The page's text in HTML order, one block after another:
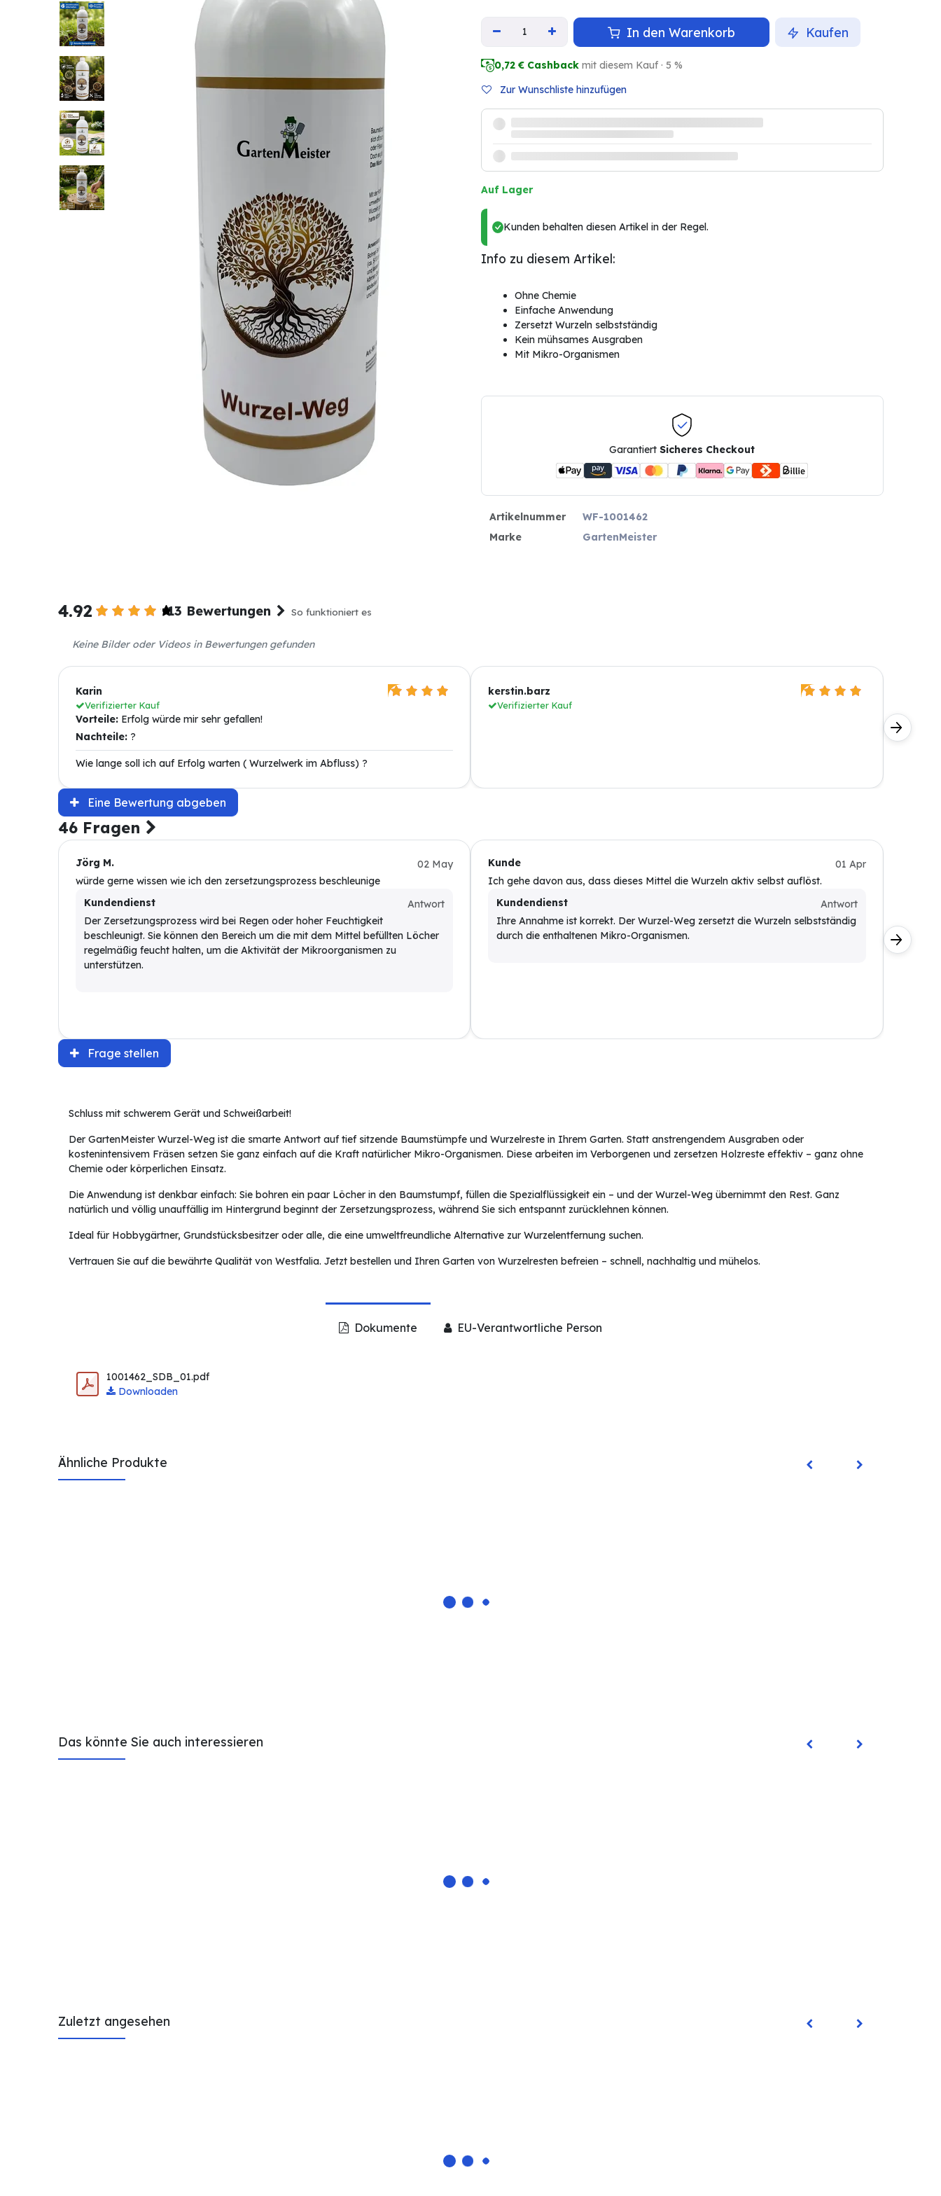
In den Warenkorb Kaufen
0,72 € Cashback mit diesem Kauf · 5 %
Zur Wunschliste hinzufügen
Auf Lager
Kunden behalten diesen Artikel in der Regel.
Info zu diesem Artikel:
Ohne Chemie
Einfache Anwendung
Zersetzt Wurzeln selbstständig
Kein mühsames Ausgraben
Mit Mikro-Organismen
GarantiertSicheres Checkout
Artikelnummer
WF-1001462
Marke
GartenMeister
4.92 13 Bewertungen So funktioniert es
Keine Bilder oder Videos in Bewertungen gefunden
Karin
Verifizierter Kauf
Vorteile:Erfolg würde mir sehr gefallen!
Nachteile:?
Wie lange soll ich auf Erfolg warten ( Wurzelwerk im Abfluss) ?
kerstin.barz
Verifizierter Kauf
meine
Eine Bewertung abgeben
46 Fragen
Jörg M.
02 May
würde gerne wissen wie ich den zersetzungsprozess beschleunige
Kundendienst
Antwort
Der Zersetzungsprozess wird bei Regen oder hoher Feuchtigkeit
beschleunigt. Sie können den Bereich um die mit dem Mittel befüllten Löcher
regelmäßig feucht halten, um die Aktivität der Mikroorganismen zu
unterstützen.
Kunde
01 Apr
Ich gehe davon aus, dass dieses Mittel die Wurzeln aktiv selbst auflöst.
Kundendienst
Antwort
Ihre Annahme ist korrekt. Der Wurzel-Weg zersetzt die Wurzeln selbstständig
durch die enthaltenen Mikro-Organismen.
Frage stellen
Schluss mit schwerem Gerät und Schweißarbeit!
Der GartenMeister Wurzel-Weg ist die smarte Antwort auf tief sitzende Baumstümpfe und Wurzelreste in Ihrem Garten. Statt anstrengendem Ausgraben oder
kostenintensivem Fräsen setzen Sie ganz einfach auf die Kraft natürlicher Mikro-Organismen. Diese arbeiten im Verborgenen und zersetzen Holzreste effektiv – ganz ohne
Chemie oder körperlichen Einsatz.
Die Anwendung ist denkbar einfach: Sie bohren ein paar Löcher in den Baumstumpf, füllen die Spezialflüssigkeit ein – und der Wurzel-Weg übernimmt den Rest. Ganz
natürlich und völlig unauffällig im Hintergrund beginnt der Zersetzungsprozess, während Sie sich entspannt zurücklehnen können.
Ideal für Hobbygärtner, Grundstücksbesitzer oder alle, die eine umweltfreundliche Alternative zur Wurzelentfernung suchen.
Vertrauen Sie auf die bewährte Qualität von Westfalia. Jetzt bestellen und Ihren Garten von Wurzelresten befreien – schnell, nachhaltig und mühelos.
Dokumente EU-Verantwortliche Person
1001462_SDB_01.pdf
Downloaden
Ähnliche Produkte
Das könnte Sie auch interessieren
Zuletzt angesehen